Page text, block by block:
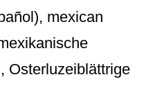
mexican
Osterluzeiblättrige